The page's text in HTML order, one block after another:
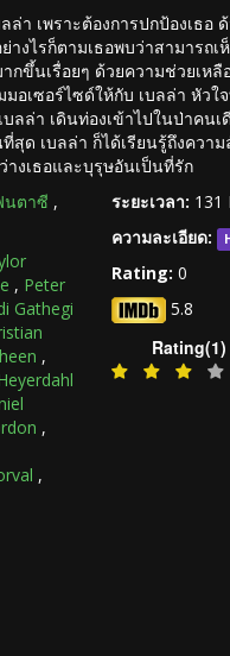
ล่า เพราะต้องการปกป้องเธ
งไรก็ตามเธอพบว่าสามารถเ
ขึ้นเรื่อยๆ ด้วยความช่วยเหลื
เซอร์ไซด์ให้กับ เบลล่า หัวใ
ล่า เดินท่องเข้าไปในป่าคน
ด เบลล่า ก็ได้เรียนรู้ถึงควา
างเธอและบุรุษอันเป็นที่รัก
นตาซี ,
, Peter
Gathegi
,
,
,
ระยะเวลา: 131
ความละเอียด:
Rating: 0
5.8
Rating(1)